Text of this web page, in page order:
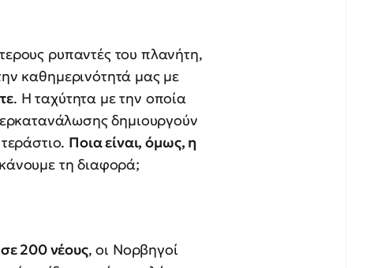
ρυπαντές του πλανήτη,
καθημερινότητά μας με
. Η ταχύτητα με την οποία
δημιουργούν
Ποια είναι, όμως, η
τη διαφορά;
200 νέους, οι Νορβηγοί